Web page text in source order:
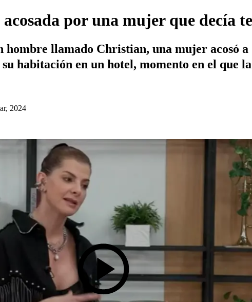
por una mujer que decía
hombre llamado Christian, una mujer acosó
habitación en un hotel, momento en el que
2024